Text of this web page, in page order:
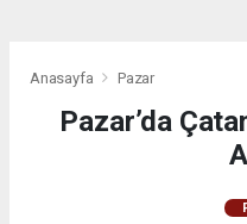
Anasayfa Pazar
Pazar’da